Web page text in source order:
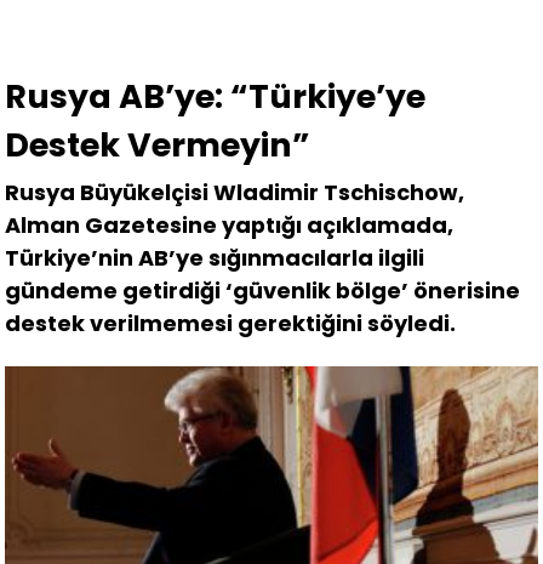
Rusya AB’ye: “Türkiye’ye
Destek Vermeyin”
Rusya Büyükelçisi Wladimir Tschischow,
Alman Gazetesine yaptığı açıklamada,
Türkiye’nin AB’ye sığınmacılarla ilgili
gündeme getirdiği ‘güvenlik bölge’ önerisine
destek verilmemesi gerektiğini söyledi.